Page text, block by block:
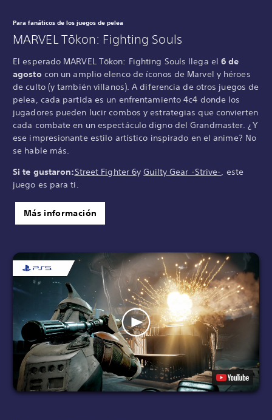
Para fanáticos de los juegos de pelea
MARVEL Tōkon: Fighting Souls
El esperado MARVEL Tōkon: Fighting Souls llega el 6 de
agostocon un amplio elenco de íconos de Marvel y héroes
de culto (y también villanos). A diferencia de otros juegos de
pelea, cada partida es un enfrentamiento 4c4 donde los
jugadores pueden lucir combos y estrategias que convierten
cada combate en un espectáculo digno del Grandmaster. ¿Y
ese impresionante estilo artístico inspirado en el anime? No
se hable más.
Si te gustaron:Street Fighter 6yGuilty Gear -Strive-, este
juego es para ti.
Más información